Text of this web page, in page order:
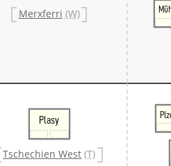
Merxferri (W)
Plasy
Tschechien West (T)